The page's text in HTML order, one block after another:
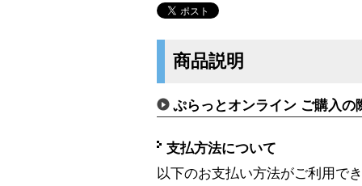
商品説明
ぷらっとオンライン ご購入の
支払方法について
以下のお支払い方法がご利用で